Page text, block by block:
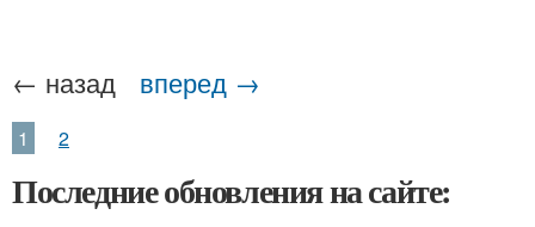
← назад вперед →
1 2
Последние обновления на сайте: